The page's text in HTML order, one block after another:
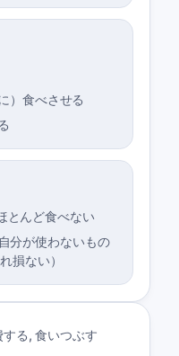
）食べさせる
とんど食べない
自分が使わないもの
損ない）
る,食いつぶす